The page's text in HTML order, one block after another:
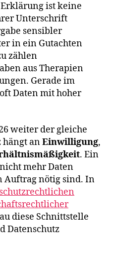
ist keine
Unterschrift
sensibler
in ein Gutachten
zählen
aus Therapien
Gerade im
Daten mit hoher
weiter der gleiche
hängt anEinwilligung,
. Ein
mehr Daten
Auftrag nötig sind. In
diese Schnittstelle
Datenschutz